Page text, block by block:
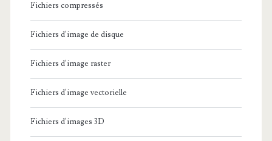
Fichiers compressés
Fichiers d'image de disque
Fichiers d'image raster
Fichiers d'image vectorielle
Fichiers d'images 3D